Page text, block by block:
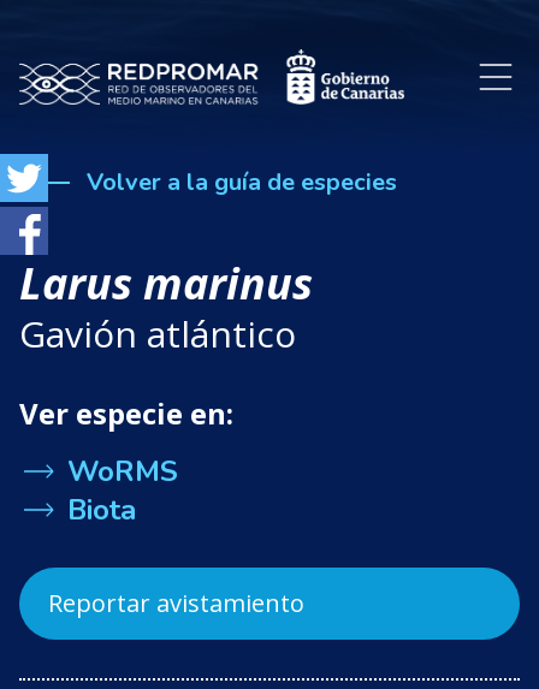
Volver a la guía de especies
Larus marinus
Gavión atlántico
Ver especie en:
WoRMS
Biota
Reportar avistamiento